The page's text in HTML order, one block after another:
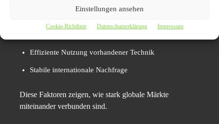
Einstellungen ansehen
Cookie-Richtlinie Datenschutzerklärung Impressum
Effiziente Nutzung vorhandener Technik
Stabile internationale Nachfrage
Diese Faktoren zeigen, wie stark globale Märkte
miteinander verbunden sind.